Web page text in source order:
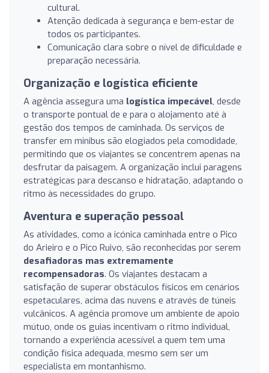
cultural.
Atenção dedicada à segurança e bem-estar de
todos os participantes.
Comunicação clara sobre o nível de dificuldade e
preparação necessária.
Organização e logística eficiente
A agência assegura uma logística impecável, desde
o transporte pontual de e para o alojamento até à
gestão dos tempos de caminhada. Os serviços de
transfer em minibus são elogiados pela comodidade,
permitindo que os viajantes se concentrem apenas na
desfrutar da paisagem. A organização inclui paragens
estratégicas para descanso e hidratação, adaptando o
ritmo às necessidades do grupo.
Aventura e superação pessoal
As atividades, como a icónica caminhada entre o Pico
do Arieiro e o Pico Ruivo, são reconhecidas por serem
desafiadoras mas extremamente
recompensadoras. Os viajantes destacam a
satisfação de superar obstáculos físicos em cenários
espetaculares, acima das nuvens e através de túneis
vulcânicos. A agência promove um ambiente de apoio
mútuo, onde os guias incentivam o ritmo individual,
tornando a experiência acessível a quem tem uma
condição física adequada, mesmo sem ser um
especialista em montanhismo.